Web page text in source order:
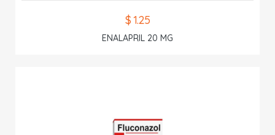
$ 1.25
ENALAPRIL 20 MG